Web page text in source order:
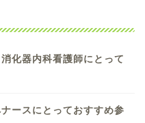
化器内科看護師にとって
ースにとっておすすめ参
おすすめ4選
選